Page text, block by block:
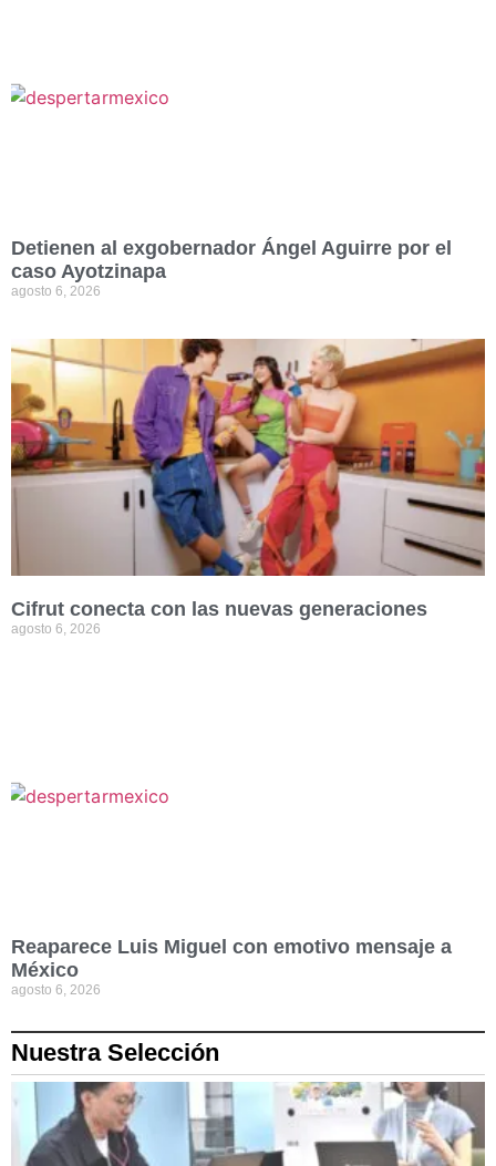
Detienen al exgobernador Ángel Aguirre por el
caso Ayotzinapa
agosto 6, 2026
Cifrut conecta con las nuevas generaciones
agosto 6, 2026
Reaparece Luis Miguel con emotivo mensaje a
México
agosto 6, 2026
Nuestra Selección